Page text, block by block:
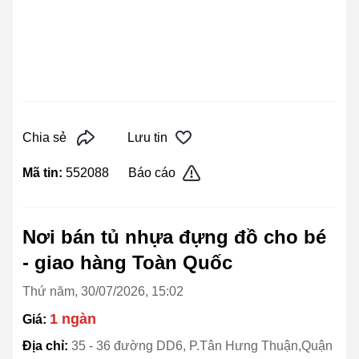
Chia sẻ Lưu tin
Mã tin: 552088 Báo cáo
Nơi bán tủ nhựa đựng đồ cho bé
- giao hàng Toàn Quốc
Thứ năm, 30/07/2026, 15:02
Giá: 1 ngàn
Địa chỉ: 35 - 36 đường DD6, P.Tân Hưng Thuận,Quận